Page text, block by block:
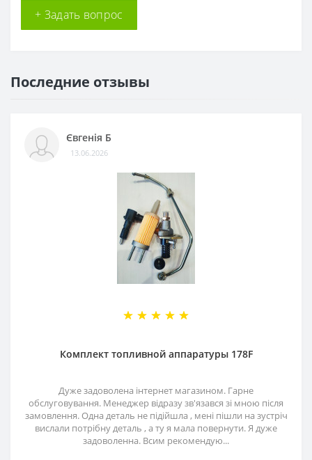
+ Задать вопрос
Последние отзывы
Євгенія Б
13.06.2026
Комплект топливной аппаратуры 178F
Дуже задоволена інтернет магазином. Гарне
обслуговування. Менеджер відразу зв'язався зі мною після
замовлення. Одна деталь не підійшла , мені пішли на зустріч
вислали потрібну деталь , а ту я мала повернути. Я дуже
задоволенна. Всим рекомендую...